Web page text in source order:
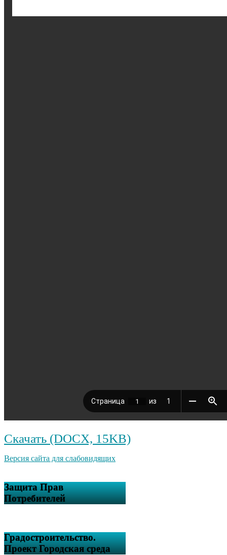
Скачать (DOCX, 15KB)
Версия сайта для слабовидящих
Защита Прав
Потребителей
Градостроительство.
Проект Городская среда